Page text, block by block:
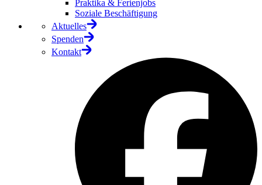
Praktika & Ferienjobs
Soziale Beschäftigung
Aktuelles
Spenden
Kontakt